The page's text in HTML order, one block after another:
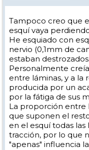
Tampoco creo que
esquí vaya
He esquiado con
nervio (0,1mm de
estaban destrozados.
Personalmente
entre láminas, y a la
producida por un
por la fátiga de sus
La proporción entre
que suponen el
en el esquí todas
tracción, por lo que
"apenas" influencia